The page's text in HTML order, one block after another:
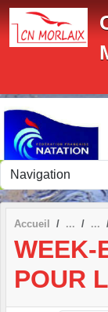
Accueil
WEEK-
POUR
Panneau de